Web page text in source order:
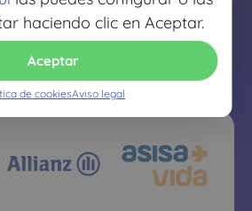
haciendo clic en Aceptar.
Aceptar
de cookiesAviso legal